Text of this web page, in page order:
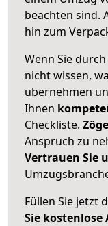
beachten sind.
hin zum
Wenn Sie
nicht wissen,
übernehmen
Ihnen
Checkliste.
Anspruch zu
Vertrauen Sie
Füllen Sie jetzt
Sie kostenlose